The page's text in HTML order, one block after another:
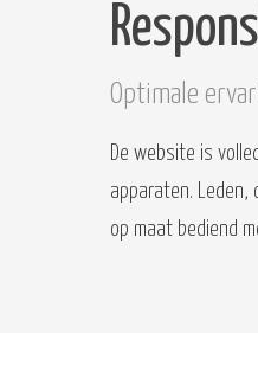
Optimale
De website is
apparaten.
op maat bediend